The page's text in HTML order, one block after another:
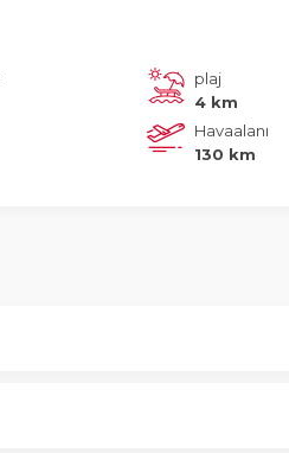
plaj
4 km
Havaalanı
130 km